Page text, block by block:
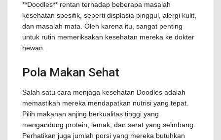
**Doodles** rentan terhadap beberapa masalah
kesehatan spesifik, seperti displasia pinggul, alergi kulit,
dan masalah mata. Oleh karena itu, sangat penting
untuk rutin memeriksakan kesehatan mereka ke dokter
hewan.
Pola Makan Sehat
Salah satu cara menjaga kesehatan Doodles adalah
memastikan mereka mendapatkan nutrisi yang tepat.
Pilih makanan anjing berkualitas tinggi yang
mengandung protein, lemak, dan serat yang seimbang.
Perhatikan juga jumlah porsi yang mereka butuhkan